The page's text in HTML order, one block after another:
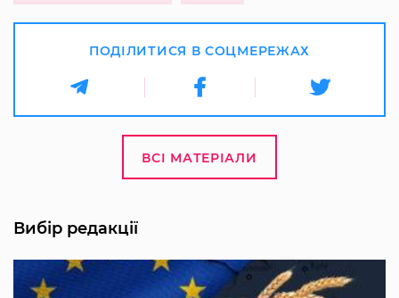
ПОДІЛИТИСЯ В СОЦМЕРЕЖАХ
ВСІ МАТЕРІАЛИ
Вибір редакції